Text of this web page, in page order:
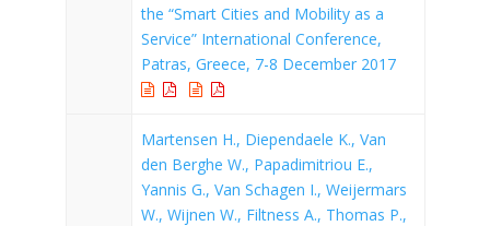
the “Smart Cities and Mobility as a
Service” International Conference,
Patras, Greece, 7-8 December 2017
Martensen H., Diependaele K., Van
den Berghe W., Papadimitriou E.,
Yannis G., Van Schagen I., Weijermars
W., Wijnen W., Filtness A., Thomas P.,